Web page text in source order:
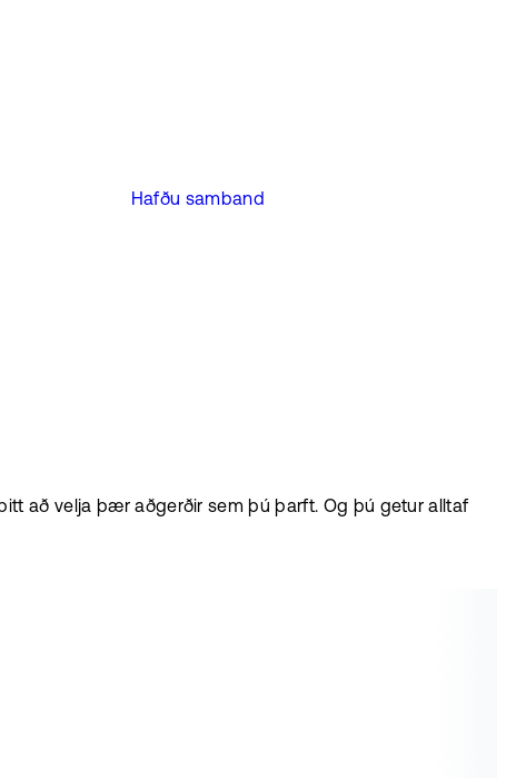
Hafðu samband
að velja þær aðgerðir sem þú þarft. Og þú getur alltaf